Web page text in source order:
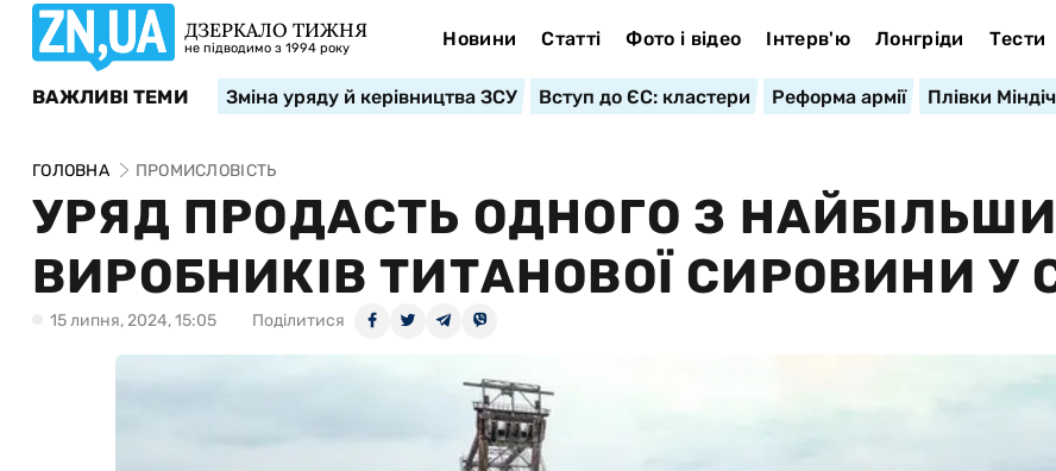
ДЗЕРКАЛО ТИЖНЯ
не підводимо з 1994 року Новини Статті Фото і відео Інтерв'ю Лонгріди Тести
ВАЖЛИВІ ТЕМИ Зміна уряду й керівництва ЗСУ Вступ до ЄС: кластери Реформа армії Плівки
ГОЛОВНА ПРОМИСЛОВІСТЬ
УРЯД ПРОДАСТЬ ОДНОГО З
ВИРОБНИКІВ ТИТАНОВОЇ СИРОВИНИ У
15 липня, 2024, 15:05 Поділитися